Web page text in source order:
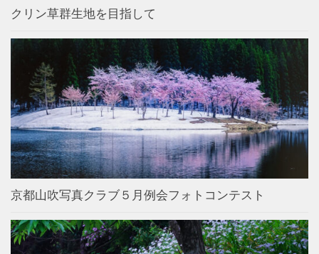
クリン草群生地を目指して
京都山吹写真クラブ５月例会フォトコンテスト